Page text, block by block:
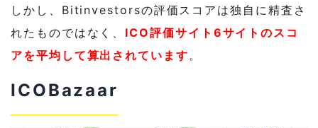
しかし、Bitinvestorsの評価スコアは独自に精査さ
れたものではなく、 ICO評価サイト6サイトのスコ
アを平均して算出されています 。
ICOBazaar